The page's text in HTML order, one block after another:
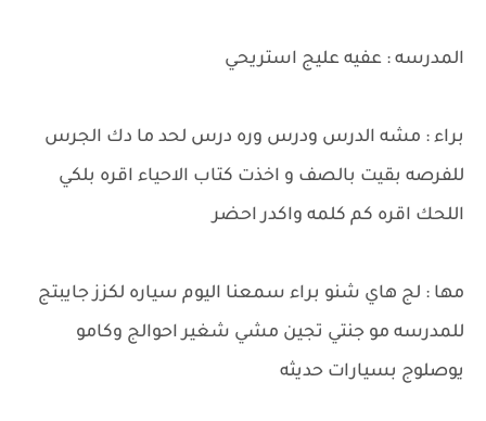
المدرسه : عفيه عليج استريحي
براء : مشه الدرس ودرس وره درس لحد ما دك الجرس
للفرصه بقيت بالصف و اخذت كتاب الاحياء اقره بلكي
اللحك اقره كم كلمه واكدر احضر
مها : لج هاي شنو براء سمعنا اليوم سياره لكزز جايبتج
للمدرسه مو جنتي تجين مشي شغير احوالج وكامو
يوصلوج بسيارات حديثه